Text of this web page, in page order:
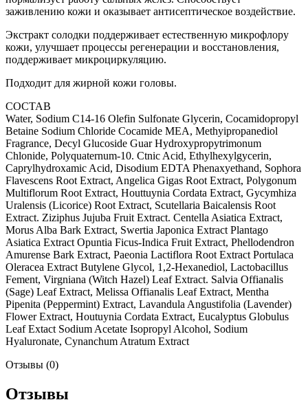
заживлению кожи и оказывает антисептическое воздействие.
Экстракт солодки поддерживает естественную микрофлору
кожи, улучшает процессы регенерации и восстановления,
поддерживает микроциркуляцию.
Подходит для жирной кожи головы.
СОСТАВ
Water, Sodium C14-16 Olefin Sulfonate Glycerin, Cocamidopropyl
Betaine Sodium Chloride Cocamide MEA, Methyipropanediol
Fragrance, Decyl Glucoside Guar Hydroxypropytrimonum
Chlonide, Polyquaternum-10. Ctnic Acid, Ethylhexylgycerin,
Caprylhydroxamic Acid, Disodium EDTA Phenaxyethand, Sophora
Flavescens Root Extract, Angelica Gigas Root Extract, Polygonum
Multiflorum Root Extract, Houttuynia Cordata Extract, Gycymhiza
Uralensis (Licorice) Root Extract, Scutellaria Baicalensis Root
Extract. Ziziphus Jujuba Fruit Extract. Centella Asiatica Extract,
Morus Alba Bark Extract, Swertia Japonica Extract Plantago
Asiatica Extract Opuntia Ficus-Indica Fruit Extract, Phellodendron
Amurense Bark Extract, Paeonia Lactiflora Root Extract Portulaca
Oleracea Extract Butylene Glycol, 1,2-Hexanediol, Lactobacillus
Fement, Virgniana (Witch Hazel) Leaf Extract. Salvia Offianalis
(Sage) Leaf Extract, Melissa Offianalis Leaf Extract, Mentha
Pipenita (Peppermint) Extract, Lavandula Angustifolia (Lavender)
Flower Extract, Houtuynia Cordata Extract, Eucalyptus Globulus
Leaf Extact Sodium Acetate Isopropyl Alcohol, Sodium
Hyaluronate, Cynanchum Atratum Extract
Отзывы (0)
Отзывы